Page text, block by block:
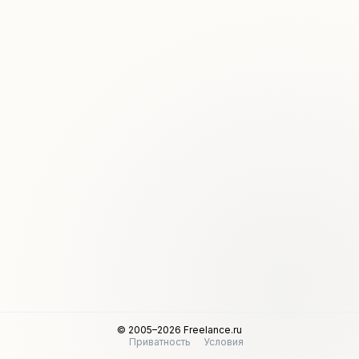
© 2005–2026 Freelance.ru
Приватность
Условия